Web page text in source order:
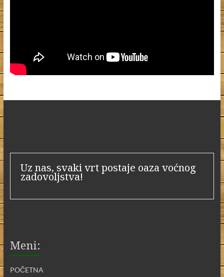
Uz nas, svaki vrt postaje oaza voćnog
zadovoljstva!
Meni:
POČETNA